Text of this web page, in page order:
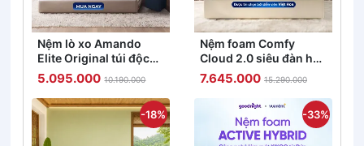
Nệm lò xo Amando
Elite Original túi độc
lập tiêu chuẩn khách
sạn 5 sao dày 23cm
5.095.000 10.190.000
Nệm foam Comfy
Cloud 2.0 siêu đàn hồi
dày 15cm
7.645.000 15.290.000
-18% -33%